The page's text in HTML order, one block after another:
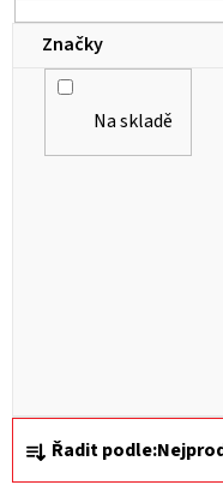
Ř
a
Řadit podle:
Na skladě
Značky
d